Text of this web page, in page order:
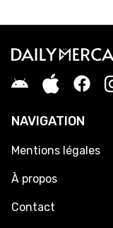
NAVIGATION
Mentions légales
À propos
Contact